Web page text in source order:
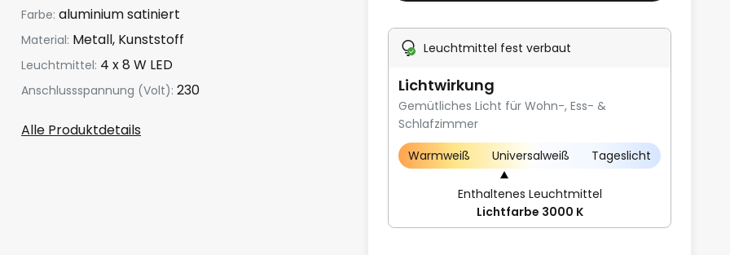
Farbe: aluminium satiniert
Material: Metall, Kunststoff
Leuchtmittel: 4 x 8 W LED
Anschlussspannung (Volt): 230
Alle Produktdetails
Leuchtmittel fest verbaut
Lichtwirkung
Gemütliches Licht für Wohn-, Ess- &
Schlafzimmer
Warmweiß
Universalweiß Tageslicht
Enthaltenes Leuchtmittel
Lichtfarbe 3000 K